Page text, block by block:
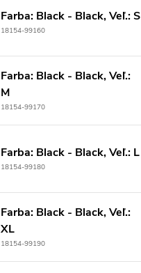
Farba: Black - Black, Veľ.: S
18154-99160
Farba: Black - Black, Veľ.:
M
18154-99170
Farba: Black - Black, Veľ.: L
18154-99180
Farba: Black - Black, Veľ.:
XL
18154-99190